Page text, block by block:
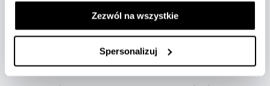
Zezwól na wszystkie
Spersonalizuj
firmy kurierskiej DPD oraz InPost.
mailowo, w momencie gdy zostanie ona nadana.
Rezerwacja w salonie stacjonarnym